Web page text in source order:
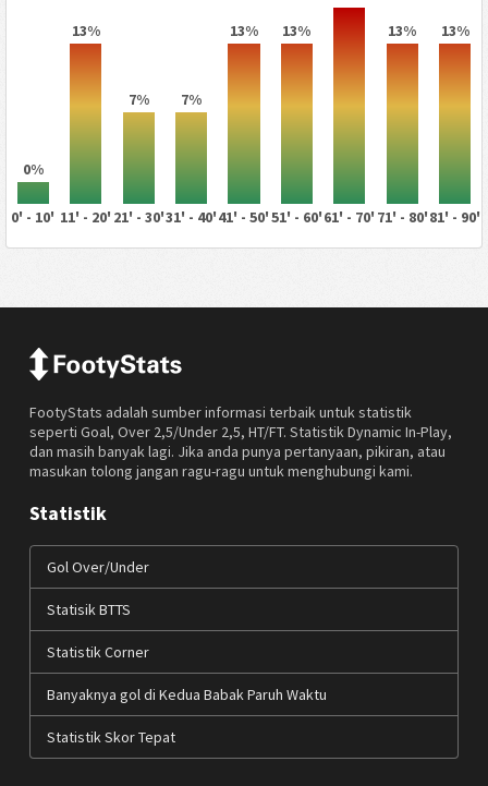
0%
13%
7% 7%
13% 13%
13%
13%
0' - 10' 11' - 20' 21' - 30'31' - 40'41' - 50'51' - 60'61' - 70' 71' - 80'81' - 90'
FootyStats adalah sumber informasi terbaik untuk statistik
seperti Goal, Over 2,5/Under 2,5, HT/FT. Statistik Dynamic In-Play,
dan masih banyak lagi. Jika anda punya pertanyaan, pikiran, atau
masukan tolong jangan ragu-ragu untuk menghubungi kami.
Statistik
Gol Over/Under
Statisik BTTS
Statistik Corner
Banyaknya gol di Kedua Babak Paruh Waktu
Statistik Skor Tepat